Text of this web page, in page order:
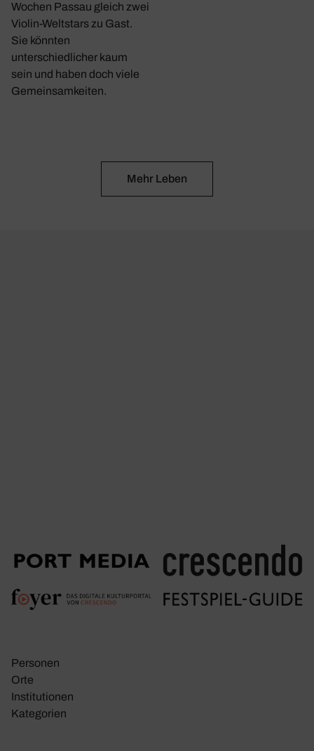
Wochen Passau gleich zwei
Violin-Weltstars zu Gast.
Sie könnten
unterschiedlicher kaum
sein und haben doch viele
Gemeinsamkeiten.
Mehr Leben
Personen
Orte
Insti­tu­tionen
Kate­go­rien